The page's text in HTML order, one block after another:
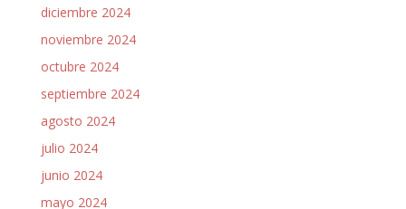
diciembre 2024
noviembre 2024
octubre 2024
septiembre 2024
agosto 2024
julio 2024
junio 2024
mayo 2024